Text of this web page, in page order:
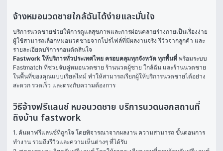
จ้างหมอนวดชายใกล้ฉันได้ง่ายและมั่นใจ
บริการนวดชายช่วยให้การดูแลสุขภาพและการผ่อนคลายร่างกายเป็นเรื่องง่าย
ผู้ใช้สามารถเลือกหมอนวดชายจากโปรไฟล์ที่มีผลงานจริง รีวิวจากลูกค้า และ
รายละเอียดบริการก่อนตัดสินใจ
Fastwork ให้บริการทั่วประเทศไทย ครอบคลุมทุกจังหวัด ทุกพื้นที่ พร้อมระบบ
Fastmatch ที่ช่วยจับคู่หมอนวดชาย ร้านนวดผู้ชาย ใกล้ฉัน และร้านนวดชาย
ในพื้นที่ของคุณแบบเรียลไทม์ ทำให้สามารถเรียกผู้ให้บริการนวดชายได้อย่าง
สะดวก รวดเร็ว และตรงกับความต้องการ
วิธีจ้างฟรีแลนซ์ หมอนวดชาย บริการนวดนอกสถานที่
ถึงบ้าน fastwork
1. ค้นหาฟรีแลนซ์ที่ถูกใจ โดยพิจารณาจากผลงาน ความสามารถ ขั้นตอนการ
ทำงาน รวมถึงรีวิวและความเห็นต่างๆ ที่ได้รับ